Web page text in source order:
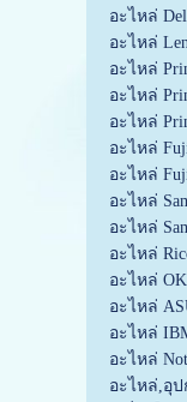
อะไหล่
อะไหล่
อะไหล่
อะไหล่
อะไหล่
อะไหล่
อะไหล่
อะไหล่
อะไหล่
อะไหล่
อะไหล่
อะไหล่
อะไหล่
อะไหล่
อะไหล่,อุป